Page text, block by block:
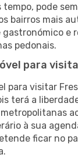
tempo, pode
bairros mais
gastronómico e
pedonais.
para
para visitar
terá a
à sua
ficar no